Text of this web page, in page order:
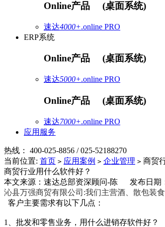
Online产品 (桌面系统)
速达4000+.online PRO
ERP系统
Online产品 (桌面系统)
速达5000+.online PRO
Online产品 (桌面系统)
速达7000+.online PRO
应用服务
热线： 400-025-8856 / 025-52188270
当前位置: 首页 > 应用案例 > 企业管理 > 商贸
商贸行业用什么软件好？
本文来源：速达总部资深顾问-陈 发布日期
沁县万强商贸有限公司 :我们主营酒、散包装
客户主要需求有以下几点：
1、批发和零售业务，用什么进销存软件好？